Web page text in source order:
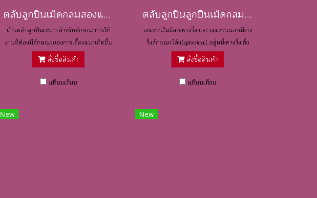
ตลับลูกปืนเม็ดกลมสองแถวปรับแนวได้เอง / Duoble Row Self-Aligning Ball Bearings
เป็นตลับลูกปืนเหมาะสำหรับลักษณะการใช้
งานที่ต้องมีลักษณะของการเยื้องแนวเกิดขึ้น
(Misalignment) มีทั้งแบบเปิดและแบบที่มีฝา
ปิดกันฝุ่นสองข้าง
สั่งซื้อสินค้า
เปรียบเทียบ
ตลับลูกปืนลูกปืนเม็ดกลมแถวเดียวปรับแนวได้เอง / Single Row Self Aligning Ball Bearings
วงแหวนในมีสองรางวิ่ง และวงแหวนนอกมีราง
วิ่งลักษณะโค้ง(spherical) อยู่หนึ่งรางวิ่ง ซึ่ง
จุดศูนย์กลางของความโค้ง เป็นจุดเดียวกับ
แนวแกนของแบริ่งส์ นั้นคือแนวแกนของ
วงแหวนใน เม็ดลูกกลิ้งและรังสามารถหันเหได้
สาเหตุมาจากการกลึงไส หรือกการติดตั้งที่ไม่
สั่งซื้อสินค้า
เปรียบเทียบ
New New